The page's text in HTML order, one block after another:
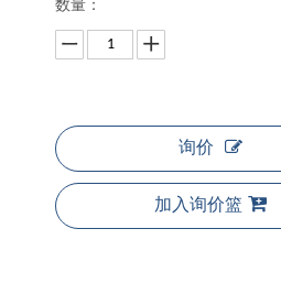
数量：
询价
加入询价篮